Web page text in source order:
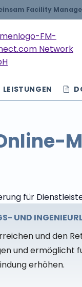
Facility
LEISTUNGEN
UND
und den
und ermöglicht
erhöhen.